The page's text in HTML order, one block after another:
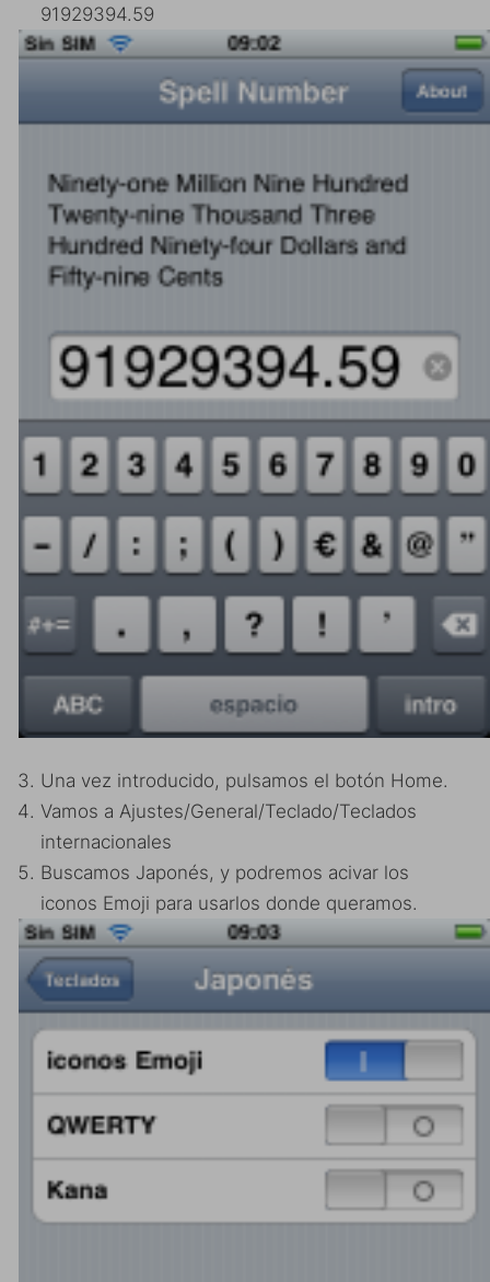
91929394.59
Una vez introducido, pulsamos el botón Home.
Vamos a Ajustes/General/Teclado/Teclados
internacionales
Buscamos Japonés, y podremos acivar los
iconos Emoji para usarlos donde queramos.